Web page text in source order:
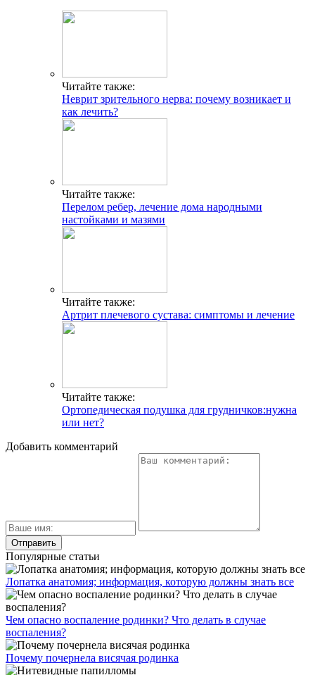
Читайте также:
Неврит зрительного нерва: почему возникает и
как лечить?
Читайте также:
Перелом ребер, лечение дома народными
настойками и мазями
Читайте также:
Артрит плечевого сустава: симптомы и лечение
Читайте также:
Ортопедическая подушка для грудничков:нужна
или нет?
Добавить комментарий
Популярные статьи
Лопатка анатомия; информация, которую должны знать все
Чем опасно воспаление родинки? Что делать в случае
воспаления?
Почему почернела висячая родинка